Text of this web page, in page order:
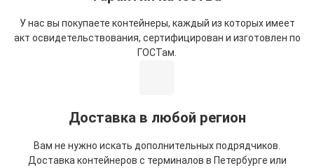
У нас вы покупаете контейнеры, каждый из которых имеет
акт освидетельствования, сертифицирован и изготовлен по
ГОСТам.
Доставка в любой регион
Вам не нужно искать дополнительных подрядчиков.
Доставка контейнеров с терминалов в Петербурге или